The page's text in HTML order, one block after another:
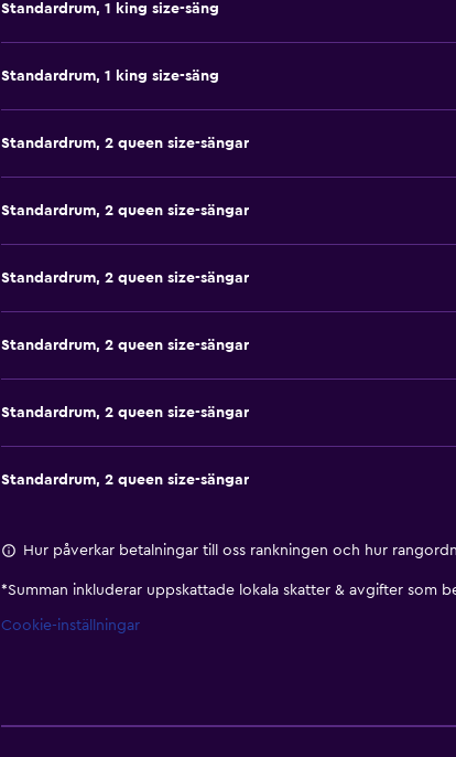
Standardrum, 1 king size-säng
Standardrum, 1 king size-säng
Standardrum, 2 queen size-sängar
Standardrum, 2 queen size-sängar
Standardrum, 2 queen size-sängar
Standardrum, 2 queen size-sängar
Standardrum, 2 queen size-sängar
Standardrum, 2 queen size-sängar
Hur påverkar betalningar till oss rankningen och hur
*Summan inkluderar uppskattade lokala skatter & avgifter som
Cookie-inställningar